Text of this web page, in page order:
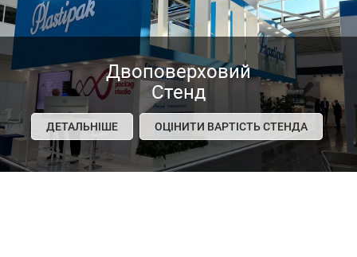
Двоповерховий
Стенд
ДЕТАЛЬНІШЕ ОЦІНИТИ ВАРТІСТЬ СТЕНДА